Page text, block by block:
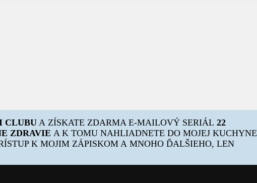
CLUBUA ZÍSKATE ZDARMA E-MAILOVÝ SERIÁL22
ZDRAVIE A K TOMU NAHLIADNETE DO MOJEJ KUCHYNE
K MOJIM ZÁPISKOM A MNOHO ĎALŠIEHO, LEN